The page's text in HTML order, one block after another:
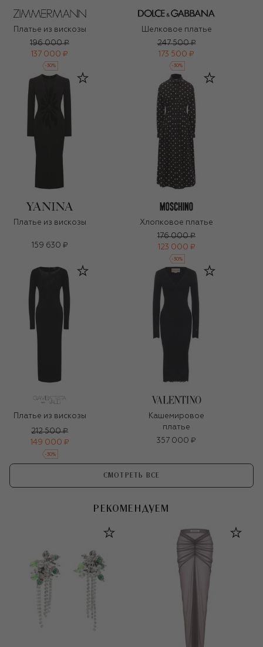
Платье из вискозы
196 000 ₽
137 000 ₽
-30%
Шелковое платье
247 500 ₽
173 500 ₽
-30%
Платье из вискозы
159 630 ₽
Хлопковое платье
176 000 ₽
123 000 ₽
-30%
Платье из вискозы
212 500 ₽
149 000 ₽
-30%
Кашемировое
платье
357 000 ₽
СМОТРЕТЬ ВСЕ
РЕКОМЕНДУЕМ